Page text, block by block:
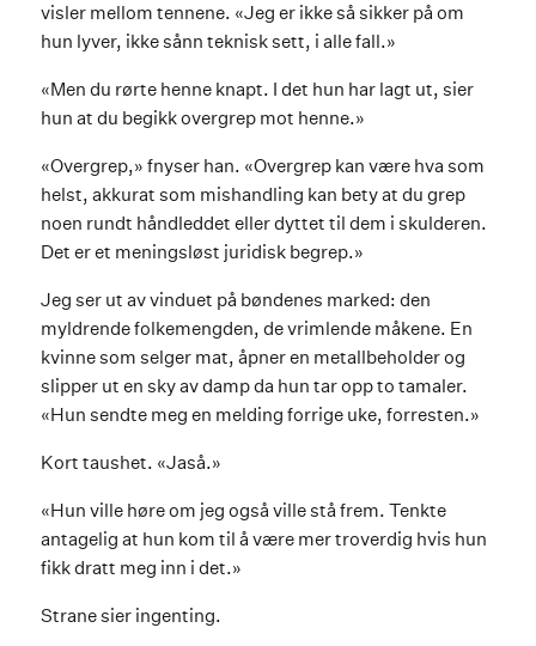
visler mellom tennene. «Jeg er ikke så sikker på om
hun lyver, ikke sånn teknisk sett, i alle fall.»
«Men du rørte henne knapt. I det hun har lagt ut, sier
hun at du begikk overgrep mot henne.»
«Overgrep,» fnyser han. «Overgrep kan være hva som
helst, akkurat som mishandling kan bety at du grep
noen rundt håndleddet eller dyttet til dem i skulderen.
Det er et meningsløst juridisk begrep.»
Jeg ser ut av vinduet på bøndenes marked: den
myldrende folkemengden, de vrimlende måkene. En
kvinne som selger mat, åpner en metallbeholder og
slipper ut en sky av damp da hun tar opp to tamaler.
«Hun sendte meg en melding forrige uke, forresten.»
Kort taushet. «Jaså.»
«Hun ville høre om jeg også ville stå frem. Tenkte
antagelig at hun kom til å være mer troverdig hvis hun
fikk dratt meg inn i det.»
Strane sier ingenting.